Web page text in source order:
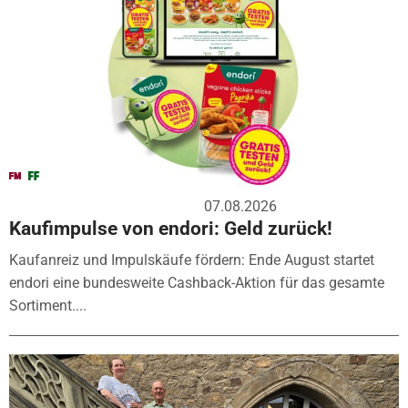
07.08.2026
Kaufimpulse von endori: Geld zurück!
Kaufanreiz und Impulskäufe fördern: Ende August startet
endori eine bundesweite Cashback-Aktion für das gesamte
Sortiment....